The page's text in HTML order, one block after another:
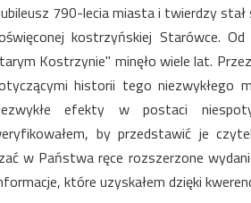
790-lecia miasta i twierdzy
kostrzyńskiej Starówce.
Kostrzynie" minęło wiele lat.
historii tego niezwykłego
efekty w postaci
by przedstawić je
w Państwa ręce rozszerzone
które uzyskałem dzięki